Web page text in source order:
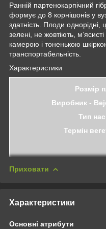
Ранній партенокарпічний
формує до 8 корнішонів у
здатність. Плоди однорідні,
зелені, не жовтіють,
камерою і тоненькою
транспортабельність.
Характеристики
Розмір
Виробник -
Тип
Термін
Приховати
Характеристики
Основні атрибути